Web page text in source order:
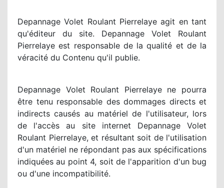
Depannage Volet Roulant Pierrelaye agit en tant
qu'éditeur du site. Depannage Volet Roulant
Pierrelaye est responsable de la qualité et de la
véracité du Contenu qu'il publie.
Depannage Volet Roulant Pierrelaye ne pourra
être tenu responsable des dommages directs et
indirects causés au matériel de l'utilisateur, lors
de l'accès au site internet Depannage Volet
Roulant Pierrelaye, et résultant soit de l'utilisation
d'un matériel ne répondant pas aux spécifications
indiquées au point 4, soit de l'apparition d'un bug
ou d'une incompatibilité.